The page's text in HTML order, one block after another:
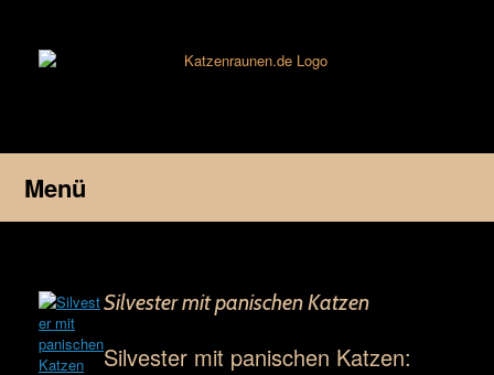
springen
Menü
Silvester mit panischen Katzen
Silvester mit panischen Katzen: